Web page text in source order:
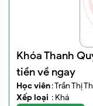
Khóa Thanh
tiền về ngay
Học viên: Trần Thị
Xếp loại : Khá